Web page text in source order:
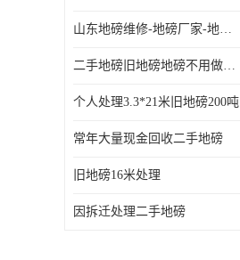
山东地磅维修-地磅厂家-地磅价格-二手地磅
二手地磅旧地磅地磅不用做地基
个人处理3.3*21米旧地磅200吨
常年大量现金回收二手地磅
旧地磅16米处理
因拆迁处理二手地磅